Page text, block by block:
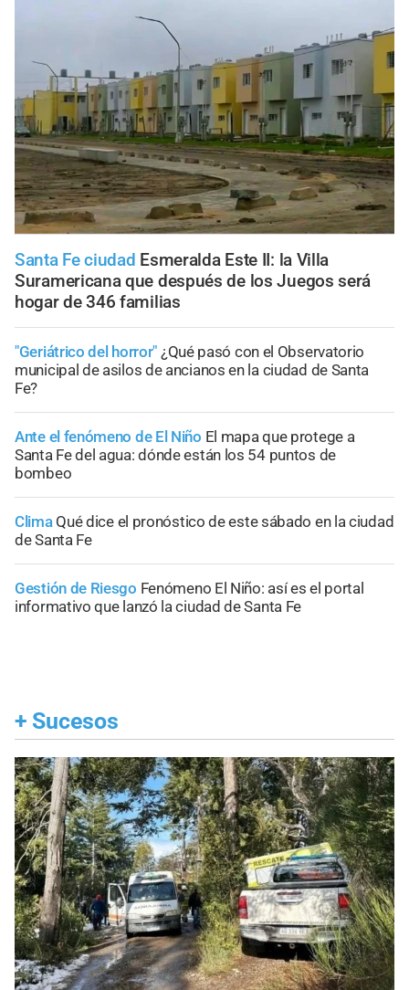
Santa Fe ciudad Esmeralda Este II: la Villa
Suramericana que después de los Juegos será
hogar de 346 familias
"Geriátrico del horror" ¿Qué pasó con el Observatorio
municipal de asilos de ancianos en la ciudad de Santa
Fe?
Ante el fenómeno de El Niño El mapa que protege a
Santa Fe del agua: dónde están los 54 puntos de
bombeo
Clima Qué dice el pronóstico de este sábado en la ciudad
de Santa Fe
Gestión de Riesgo Fenómeno El Niño: así es el portal
informativo que lanzó la ciudad de Santa Fe
+ Sucesos